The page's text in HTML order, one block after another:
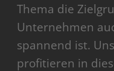
Thema die
Unternehmen
spannend ist.
profitieren in